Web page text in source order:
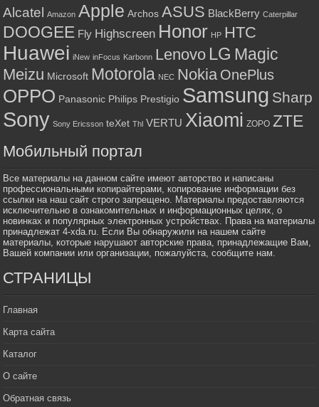
Alcatel Amazon Apple Archos ASUS BlackBerry Caterpillar
DOOGEE Fly Highscreen Honor HP HTC
Huawei iNew inFocus Karbonn Lenovo LG Magic
Meizu Microsoft Motorola NEC Nokia OnePlus
OPPO Panasonic Philips Prestigio Samsung Sharp
Sony Sony Ericsson teXet Thl VERTU Xiaomi ZOPO ZTE
Мобильный портал
Все материалы на данном сайте имеют авторство и написаны
профессиональными копирайтерами, копирование информации без
ссылки на наш сайт строго запрещено. Материалы предоставляются
исключительно в ознакомительных и информационных целях, о
новинках и популярных электронных устройствах. Права на материалы
принадлежат 4-xda.ru. Если Вы обнаружили на нашем сайте
материалы, которые нарушают авторские права, принадлежащие Вам,
Вашей компании или организации, пожалуйста, сообщите нам.
СТРАНИЦЫ
Главная
Карта сайта
Каталог
О сайте
Обратная связь